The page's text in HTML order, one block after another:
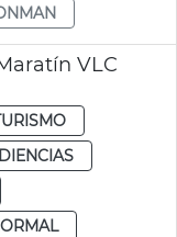
VLC